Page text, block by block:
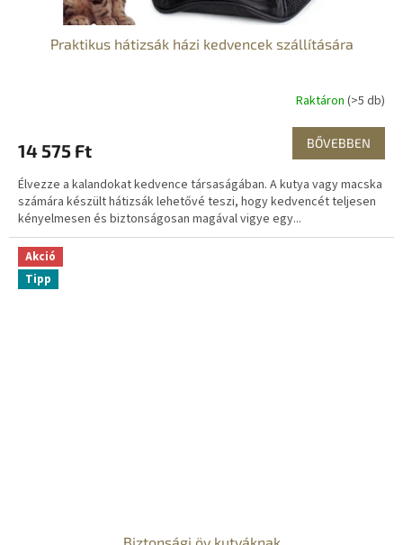
Praktikus hátizsák házi kedvencek szállítására
Raktáron (>5 db)
14 575 Ft BŐVEBBEN
Élvezze a kalandokat kedvence társaságában. A kutya vagy macska
számára készült hátizsák lehetővé teszi, hogy kedvencét teljesen
kényelmesen és biztonságosan magával vigye egy...
Akció
Tipp